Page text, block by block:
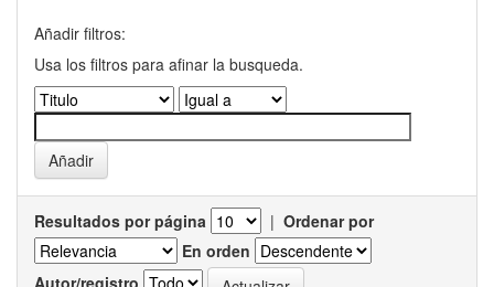
Añadir filtros:
Usa los filtros para afinar la busqueda.
Resultados por página | Ordenar por
En orden